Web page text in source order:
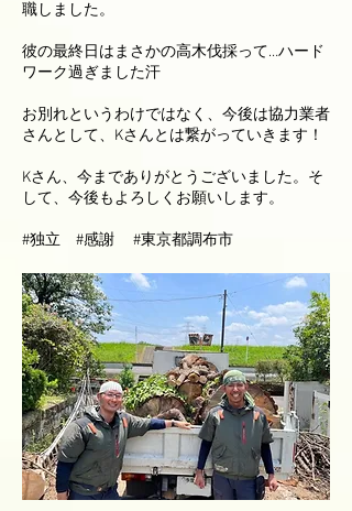
職しました。
彼の最終日はまさかの高木伐採って…ハード
ワーク過ぎました汗
お別れというわけではなく、今後は協力業者
さんとして、Kさんとは繋がっていきます！
Kさん、今までありがとうございました。そ
して、今後もよろしくお願いします。
#独立 #感謝 #東京都調布市